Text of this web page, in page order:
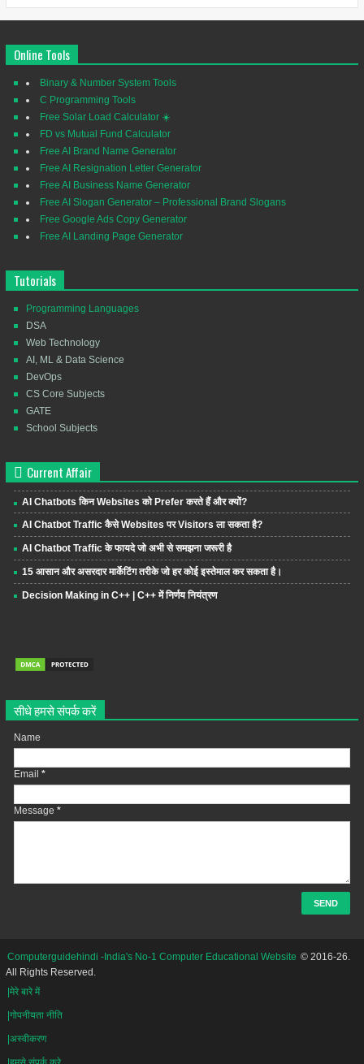
Online Tools
Binary & Number System Tools
C Programming Tools
Free Solar Load Calculator ☀️
FD vs Mutual Fund Calculator
Free AI Brand Name Generator
Free AI Resignation Letter Generator
Free AI Business Name Generator
Free AI Slogan Generator – Professional Brand Slogans
Free Google Ads Copy Generator
Free AI Landing Page Generator
Tutorials
Programming Languages
DSA
Web Technology
AI, ML & Data Science
DevOps
CS Core Subjects
GATE
School Subjects
Current Affair
AI Chatbots किन Websites को Prefer करते हैं और क्यों?
AI Chatbot Traffic कैसे Websites पर Visitors ला सकता है?
AI Chatbot Traffic के फायदे जो अभी से समझना जरूरी है
15 आसान और असरदार मार्केटिंग तरीके जो हर कोई इस्तेमाल कर सकता है।
Decision Making in C++ | C++ में निर्णय नियंत्रण
सीधे हमसे संपर्क करें
Name
Email *
Message *
Computerguidehindi -India's No-1 Computer Educational Website © 2016-26.
All Rights Reserved.
|मेरे बारे में
|गोपनीयता नीति
|अस्वीकरण